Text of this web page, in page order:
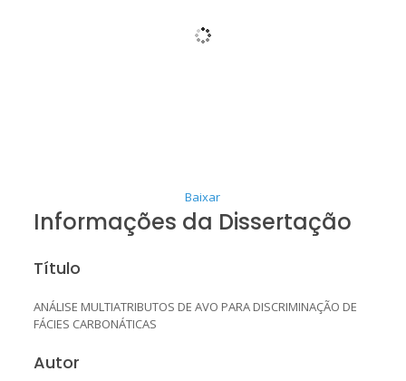
Baixar
Informações da Dissertação
Título
ANÁLISE MULTIATRIBUTOS DE AVO PARA DISCRIMINAÇÃO DE
FÁCIES CARBONÁTICAS
Autor